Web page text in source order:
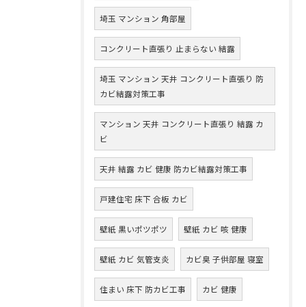
埼玉 マンション 角部屋
コンクリート直張り 止まらない 結露
埼玉 マンション 天井 コンクリート直張り 防
カビ結露対策工事
マンション 天井 コンクリート直張り 結露 カ
ビ
天井 結露 カビ 健康 防カビ結露対策工事
戸建住宅 床下 合板 カビ
壁紙 黒いポツポツ 壁紙 カビ 咳 健康
壁紙 カビ 気管支炎 カビ臭 子供部屋 寝室
住まい 床下 防カビ工事 カビ 健康